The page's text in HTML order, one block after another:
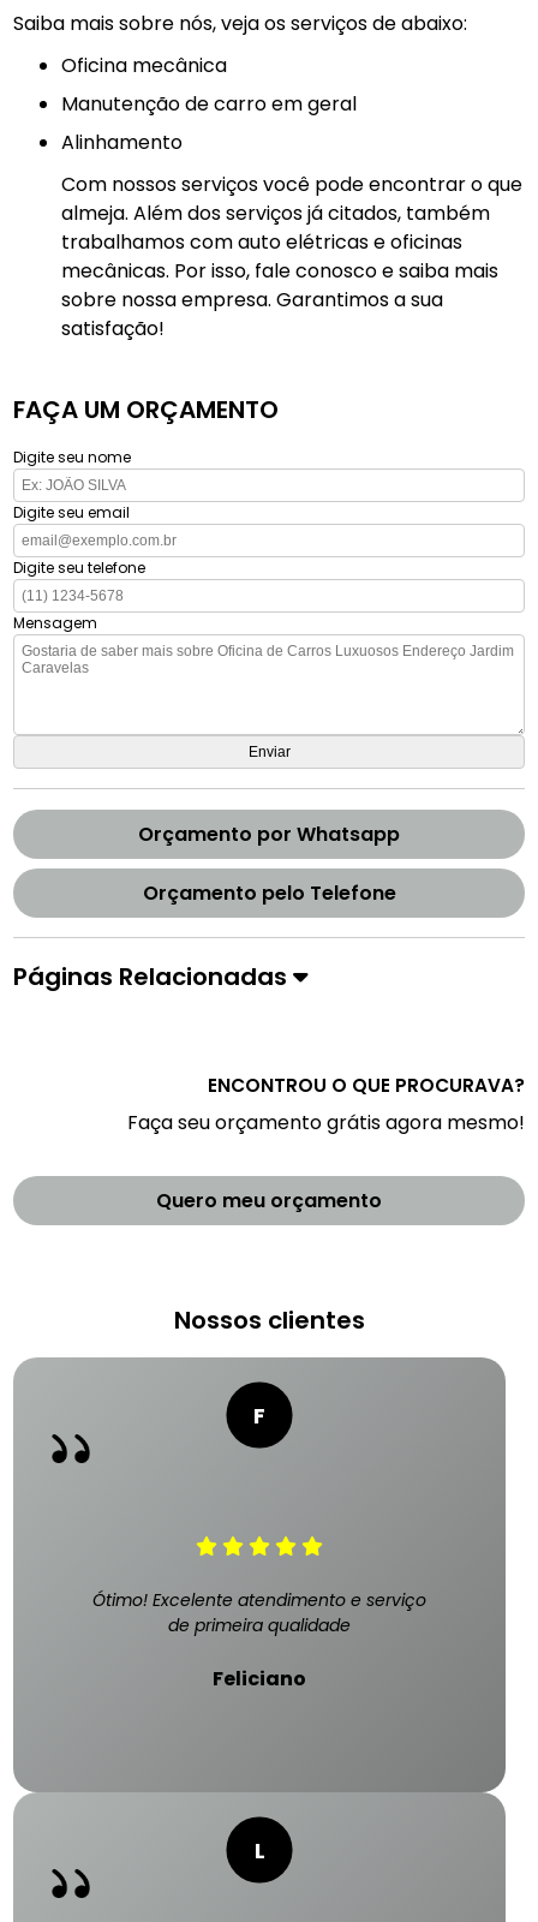
Saiba mais sobre nós, veja os serviços de abaixo:
Oficina mecânica
manutenção de carro em geral
Alinhamento
Com nossos serviços você pode encontrar o que
almeja. Além dos serviços já citados, também
trabalhamos com auto elétricas e oficinas
mecânicas. Por isso, fale conosco e saiba mais
sobre nossa empresa. Garantimos a sua
satisfação!
FAÇA UM ORÇAMENTO
Digite seu nome
Digite seu email
Digite seu telefone
Mensagem
Orçamento por Whatsapp
Orçamento pelo Telefone
Páginas Relacionadas
ENCONTROU O QUE PROCURAVA?
Faça seu orçamento grátis agora mesmo!
Quero meu orçamento
Nossos clientes
Ótimo! Excelente atendimento e serviço
de primeira qualidade
Feliciano